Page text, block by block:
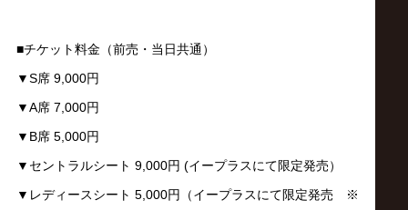
サ
イ
ト
■チケット料金（前売・当日共通）
▼S席 9,000円
▼A席 7,000円
▼B席 5,000円
▼セントラルシート 9,000円 (イープラスにて限定発売）
▼レディースシート 5,000円（イープラスにて限定発売 ※